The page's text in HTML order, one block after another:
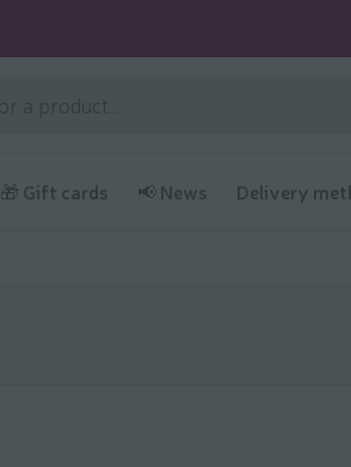
🎁 Gift cards 📢 News Delivery